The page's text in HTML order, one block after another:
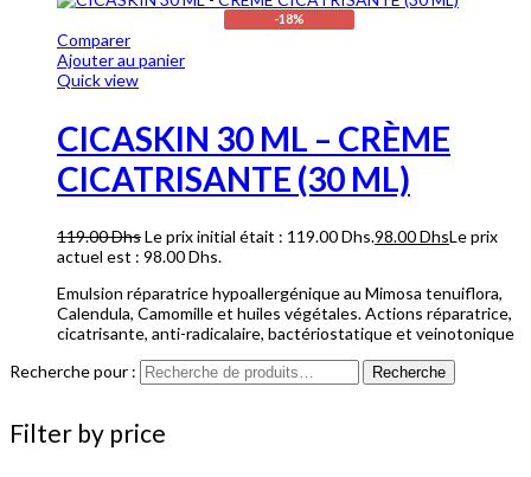
-18%
Comparer
Ajouter au panier
Quick view
CICASKIN 30 ML – CRÈME
CICATRISANTE (30 ML)
119.00DhsLe prix initial était : 119.00 Dhs.98.00DhsLe prix
actuel est : 98.00 Dhs.
Emulsion réparatrice hypoallergénique au Mimosa tenuiflora,
Calendula, Camomille et huiles végétales. Actions réparatrice,
cicatrisante, anti-radicalaire, bactériostatique et veinotonique
Recherche pour :
Recherche
Filter by price